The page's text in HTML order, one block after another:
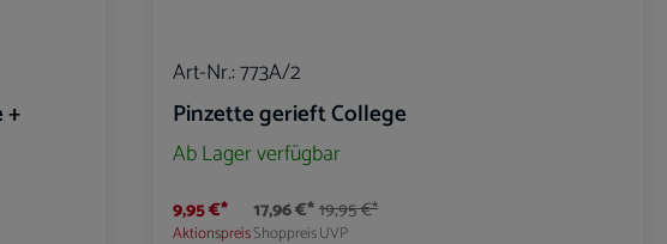
+
Art-Nr.:773A/2
Pinzette gerieft College
Ab Lager verfügbar
9,95 €*
Aktionspreis
17,96 €*
Shoppreis
19,95 €*
UVP